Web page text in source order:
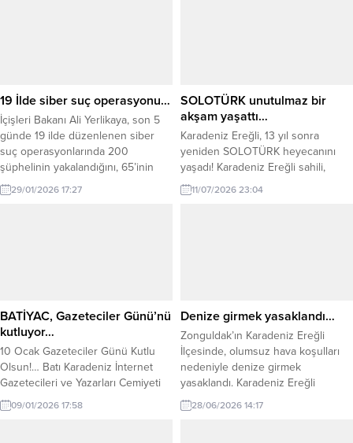
19 İlde siber suç operasyonu…
İçişleri Bakanı Ali Yerlikaya, son 5
günde 19 ilde düzenlenen siber
suç operasyonlarında 200
şüphelinin yakalandığını, 65’inin
tutuklandığını açıkladı. İçişleri
Bakanı Ali Yerlikaya, Siber Suçlarla
zamanlı operasyonlarda toplam
200...
29/01/2026 17:27
SOLOTÜRK unutulmaz bir
akşam yaşattı…
Karadeniz Ereğli, 13 yıl sonra
yeniden SOLOTÜRK heyecanını
yaşadı! Karadeniz Ereğli sahili,
bugün unutulmaz anlara sahne
oldu. Türk Hava Kuvvetleri’nin
noktasından gelen on binlerce kişi,
Karadeniz Ereğli...
11/07/2026 23:04
BATİYAC, Gazeteciler Günü’nü
kutluyor…
10 Ocak Gazeteciler Günü Kutlu
Olsun!… Batı Karadeniz İnternet
Gazetecileri ve Yazarları Cemiyeti
(BATİYAC) olarak tüm
meslektaşlarımızı selamlıyor, 10
09/01/2026 17:58
Denize girmek yasaklandı…
Zonguldak’ın Karadeniz Ereğli
İlçesinde, olumsuz hava koşulları
nedeniyle denize girmek
yasaklandı. Karadeniz Ereğli
Kaymakamlığından yapılan açıklama
şöyle: “Olumsuz hava ve deniz
28/06/2026 14:17